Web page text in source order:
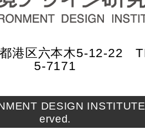
港区六本木5-12-22
5-7171
DESIGN
erved.